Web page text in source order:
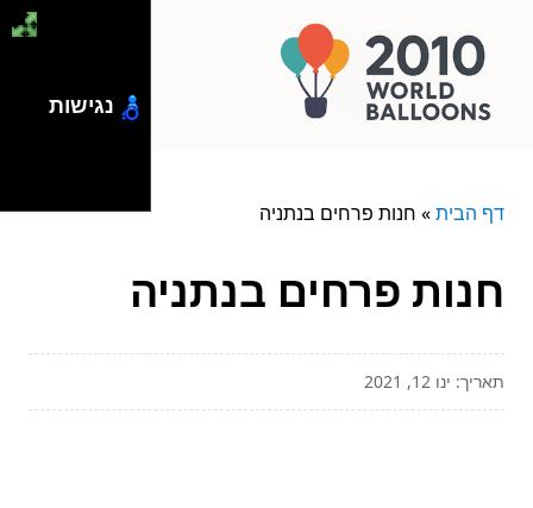
דף הבית» חנות פרחים בנתניה
חנות פרחים בנתניה
תאריך: ינו 12, 2021
נגישות